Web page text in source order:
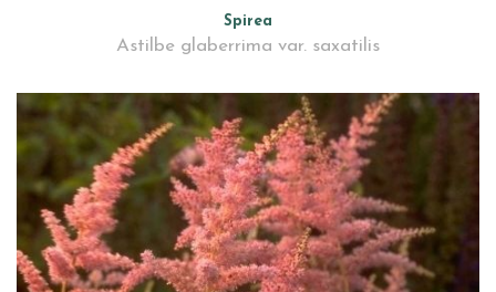
Spirea
Astilbe glaberrima var. saxatilis